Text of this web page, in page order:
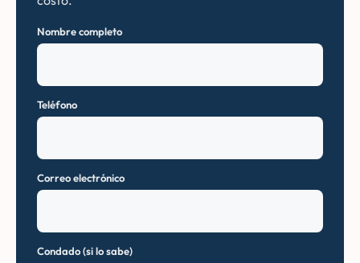
Nombre completo
Teléfono
Correo electrónico
Condado (si lo sabe)